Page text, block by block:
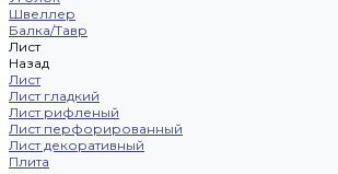
Швеллер
Балка/Тавр
Лист
Назад
Лист
Лист гладкий
Лист рифленый
Лист перфорированный
Лист декоративный
Плита